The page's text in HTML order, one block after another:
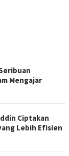
Mengajar
Ciptakan
Lebih Efisien